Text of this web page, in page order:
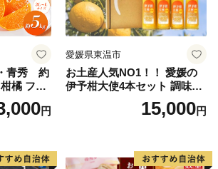
青秀 約
橘 フル
ューシ
産 愛媛円
愛媛県東温市
お土産人気NO1！！ 愛媛の
伊予柑大使4本セット 調味料
ドレッシング サラダ いよか
ん 愛媛産 カルパッチョ
15,000円